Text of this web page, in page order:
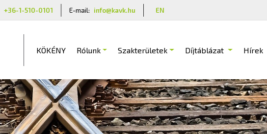
+36-1-510-0101 E-mail: info@kavk.hu EN
KÖKÉNY Rólunk Szakterületek Díjtáblázat Hírek